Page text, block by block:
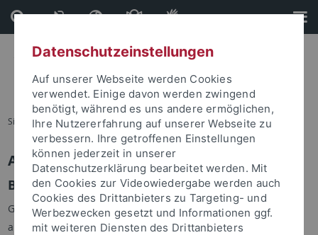
Direkt
zum
Inhalt
Direkt
zur
Fußleiste
Sie sind hier: Startseite
Anmelden
Benutzeranmeldung
Geben Sie Ihren Benutzernamen und Ihr Passwort an um sich
anzumelden:
Datenschutzeinstellungen
Auf unserer Webseite werden Cookies
verwendet. Einige davon werden zwingend
benötigt, während es uns andere ermöglichen,
Ihre Nutzererfahrung auf unserer Webseite zu
verbessern. Ihre getroffenen Einstellungen
können jederzeit in unserer
Datenschutzerklärung bearbeitet werden. Mit
den Cookies zur Videowiedergabe werden auch
Cookies des Drittanbieters zu Targeting- und
Werbezwecken gesetzt und Informationen ggf.
mit weiteren Diensten des Drittanbieters